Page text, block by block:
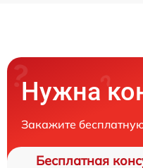
Нужна
Закажите
Бесплатная